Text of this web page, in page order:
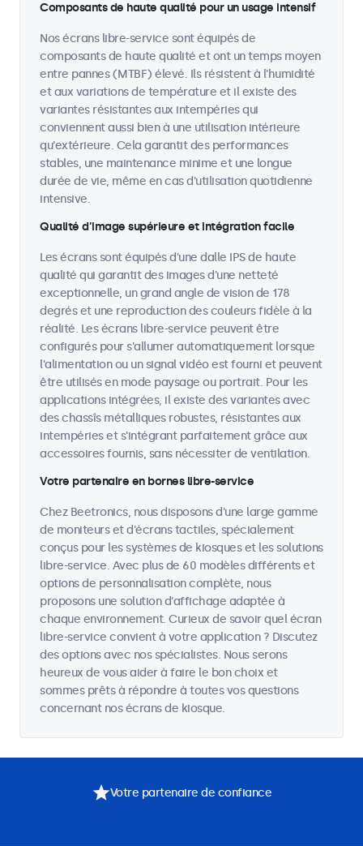
Composants de haute qualité pour un usage intensif
Nos écrans libre-service sont équipés de
composants de haute qualité et ont un temps moyen
entre pannes (MTBF) élevé. Ils résistent à l'humidité
et aux variations de température et il existe des
variantes résistantes aux intempéries qui
conviennent aussi bien à une utilisation intérieure
qu'extérieure. Cela garantit des performances
stables, une maintenance minime et une longue
durée de vie, même en cas d'utilisation quotidienne
intensive.
Qualité d’image supérieure et intégration facile
Les écrans sont équipés d'une dalle IPS de haute
qualité qui garantit des images d'une netteté
exceptionnelle, un grand angle de vision de 178
degrés et une reproduction des couleurs fidèle à la
réalité. Les écrans libre-service peuvent être
configurés pour s'allumer automatiquement lorsque
l'alimentation ou un signal vidéo est fourni et peuvent
être utilisés en mode paysage ou portrait. Pour les
applications intégrées, il existe des variantes avec
des chassîs métalliques robustes, résistantes aux
intempéries et s'intégrant parfaitement grâce aux
accessoires fournis, sans nécessiter de ventilation.
Votre partenaire en bornes libre-service
Chez Beetronics, nous disposons d'une large gamme
de moniteurs et d'écrans tactiles, spécialement
conçus pour les systèmes de kiosques et les solutions
libre-service. Avec plus de 60 modèles différents et
options de personnalisation complète, nous
proposons une solution d'affichage adaptée à
chaque environnement. Curieux de savoir quel écran
libre-service convient à votre application ? Discutez
des options avec nos spécialistes. Nous serons
heureux de vous aider à faire le bon choix et
sommes prêts à répondre à toutes vos questions
concernant nos écrans de kiosque.
Votre partenaire de confiance